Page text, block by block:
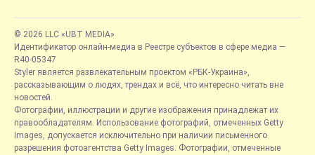
© 2026 LLC «UBT MEDIA»
Идентификатор онлайн-медиа в Реестре субъектов в сфере медиа —
R40-05347
Styler является развлекательным проектом «РБК-Украина»,
рассказывающим о людях, трендах и всё, что интересно читать вне
новостей.
Фотографии, иллюстрации и другие изображения принадлежат их
правообладателям. Использование фотографий, отмеченных Getty
Images, допускается исключительно при наличии письменного
разрешения фотоагентства Getty Images. Фотографии, отмеченные